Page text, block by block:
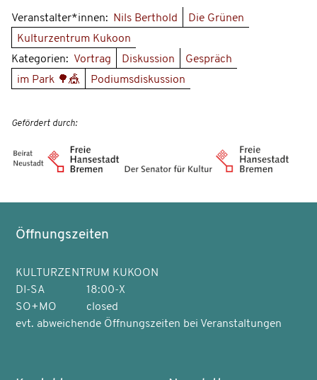
Veranstalter*innen: Nils Berthold
Die Grünen
Kulturzentrum Kukoon
Kategorien: Vortrag Diskussion
Gespräch
im Park 🌳🎪
Podiumsdiskussion
Gefördert durch:
Öffnungszeiten
KULTURZENTRUM KUKOON
DI-SA
18:00-X
SO+MO
closed
evt. abweichende Öffnungszeiten bei Veranstaltungen